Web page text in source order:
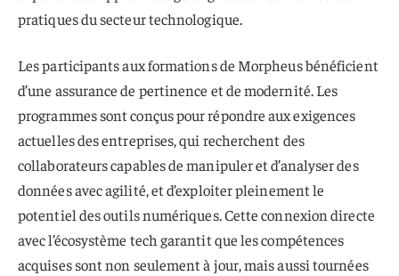
pratiques du secteur technologique.
Les participants aux formations de Morpheus bénéficient
d’une assurance de pertinence et de modernité. Les
programmes sont conçus pour répondre aux exigences
actuelles des entreprises, qui recherchent des
collaborateurs capables de manipuler et d’analyser des
données avec agilité, et d’exploiter pleinement le
potentiel des outils numériques. Cette connexion directe
avec l’écosystème tech garantit que les compétences
acquises sont non seulement à jour, mais aussi tournées